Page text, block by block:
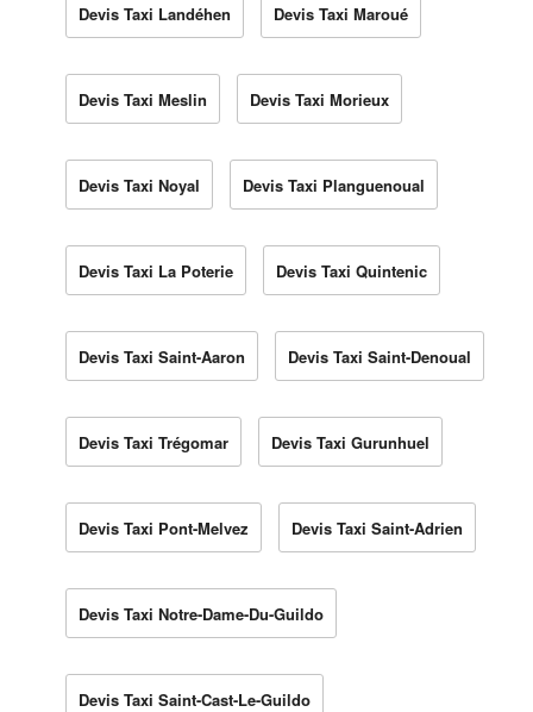
Devis Taxi Landéhen Devis Taxi Maroué
Devis Taxi Meslin Devis Taxi Morieux
Devis Taxi Noyal Devis Taxi Planguenoual
Devis Taxi La Poterie Devis Taxi Quintenic
Devis Taxi Saint-Aaron Devis Taxi Saint-Denoual
Devis Taxi Trégomar Devis Taxi Gurunhuel
Devis Taxi Pont-Melvez Devis Taxi Saint-Adrien
Devis Taxi Notre-Dame-Du-Guildo
Devis Taxi Saint-Cast-Le-Guildo